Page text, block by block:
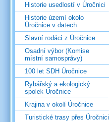
Historie usedlostí v Úročnici
Historie území okolo
Úročnice v datech
Slavní rodáci z Úročnice
Osadní výbor (Komise
místní samosprávy)
100 let SDH Úročnice
Rybářský a ekologický
spolek Úročnice
Krajina v okolí Úročnice
Turistické trasy přes Úročnici